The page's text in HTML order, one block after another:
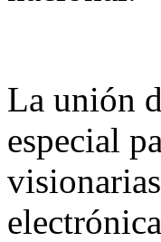
La unión
especial